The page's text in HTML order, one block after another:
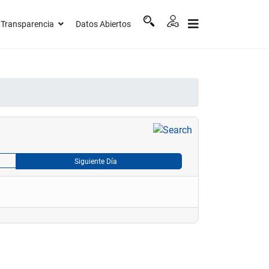
Transparencia Datos Abiertos
Siguiente Día